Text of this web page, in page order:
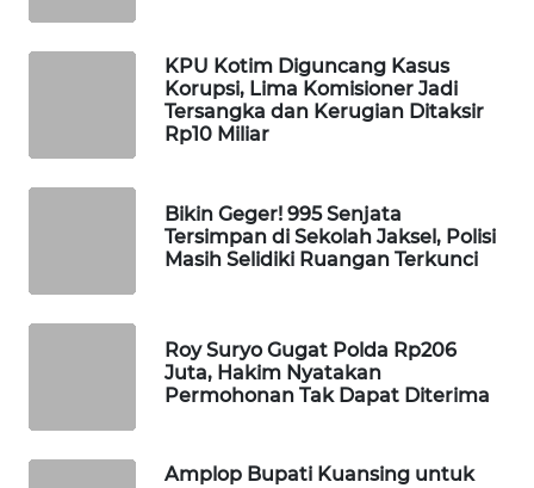
KPU Kotim Diguncang Kasus
Korupsi, Lima Komisioner Jadi
Tersangka dan Kerugian Ditaksir
Rp10 Miliar
Bikin Geger! 995 Senjata
Tersimpan di Sekolah Jaksel, Polisi
Masih Selidiki Ruangan Terkunci
Roy Suryo Gugat Polda Rp206
Juta, Hakim Nyatakan
Permohonan Tak Dapat Diterima
Amplop Bupati Kuansing untuk
WAHANA
SELEB